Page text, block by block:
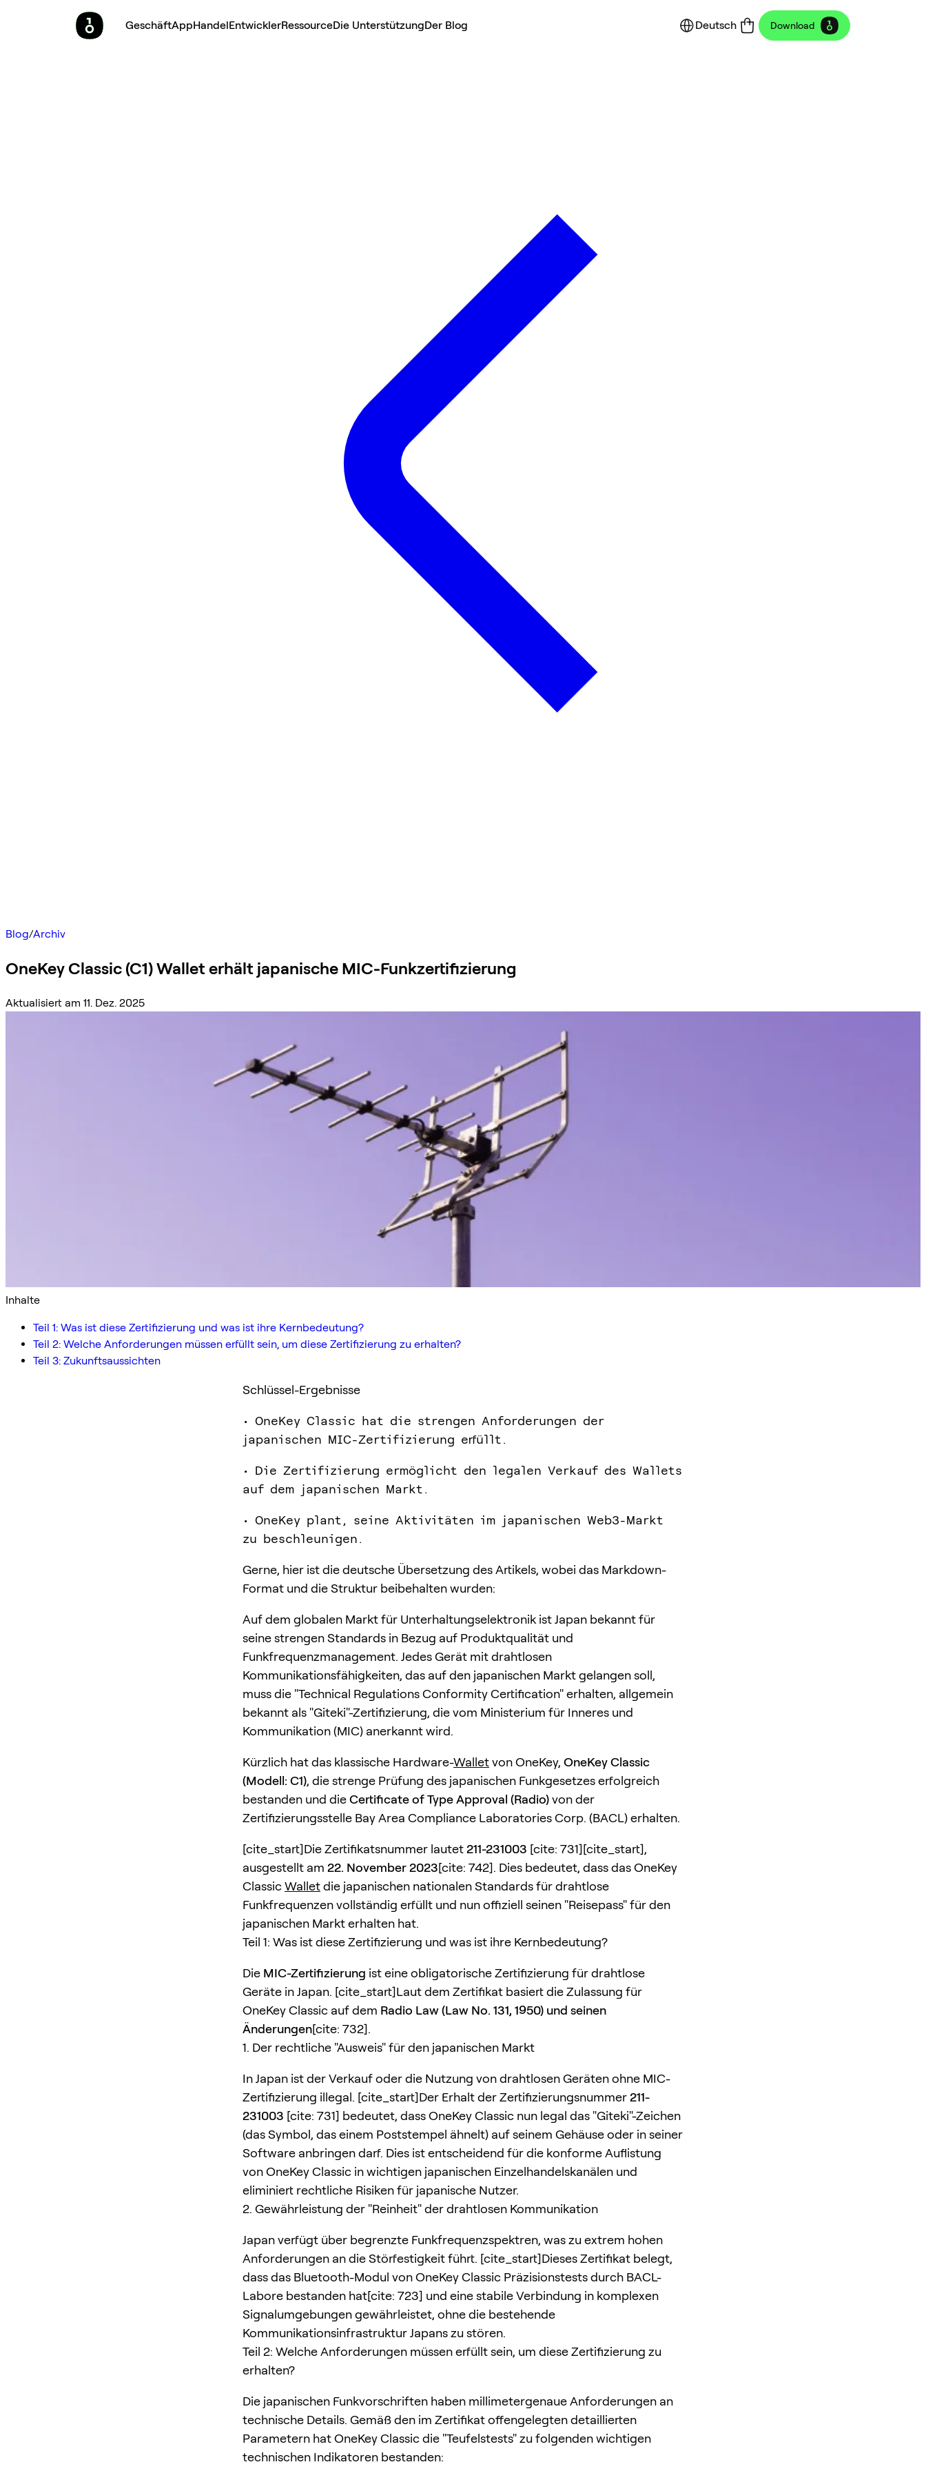
GeschäftAppHandelEntwicklerRessourceDie UnterstützungDer Blog Deutsch Download
Blog/Archiv
OneKey Classic (C1) Wallet erhält japanische MIC-Funkzertifizierung
Aktualisiert am 11. Dez. 2025
Inhalte
Teil 1: Was ist diese Zertifizierung und was ist ihre Kernbedeutung?
Teil 2: Welche Anforderungen müssen erfüllt sein, um diese Zertifizierung zu erhalten?
Teil 3: Zukunftsaussichten
Schlüssel-Ergebnisse
• OneKey Classic hat die strengen Anforderungen der
japanischen MIC-Zertifizierung erfüllt.
• Die Zertifizierung ermöglicht den legalen Verkauf des Wallets
auf dem japanischen Markt.
• OneKey plant, seine Aktivitäten im japanischen Web3-Markt
zu beschleunigen.
Gerne, hier ist die deutsche Übersetzung des Artikels, wobei das Markdown-
Format und die Struktur beibehalten wurden:
Auf dem globalen Markt für Unterhaltungselektronik ist Japan bekannt für
seine strengen Standards in Bezug auf Produktqualität und
Funkfrequenzmanagement. Jedes Gerät mit drahtlosen
Kommunikationsfähigkeiten, das auf den japanischen Markt gelangen soll,
muss die "Technical Regulations Conformity Certification" erhalten, allgemein
bekannt als "Giteki"-Zertifizierung, die vom Ministerium für Inneres und
Kommunikation (MIC) anerkannt wird.
Kürzlich hat das klassische Hardware-Walletvon OneKey, OneKey Classic
(Modell: C1), die strenge Prüfung des japanischen Funkgesetzes erfolgreich
bestanden und dieCertificate of Type Approval (Radio)von der
Zertifizierungsstelle Bay Area Compliance Laboratories Corp. (BACL) erhalten.
[cite_start]Die Zertifikatsnummer lautet211-231003 [cite: 731][cite_start],
ausgestellt am 22. November 2023[cite: 742]. Dies bedeutet, dass das OneKey
ClassicWalletdie japanischen nationalen Standards für drahtlose
Funkfrequenzen vollständig erfüllt und nun offiziell seinen "Reisepass" für den
japanischen Markt erhalten hat.
Teil 1: Was ist diese Zertifizierung und was ist ihre Kernbedeutung?
Die MIC-Zertifizierung ist eine obligatorische Zertifizierung für drahtlose
Geräte in Japan. [cite_start]Laut dem Zertifikat basiert die Zulassung für
OneKey Classic auf dem Radio Law (Law No. 131, 1950) und seinen
Änderungen[cite: 732].
1. Der rechtliche "Ausweis" für den japanischen Markt
In Japan ist der Verkauf oder die Nutzung von drahtlosen Geräten ohne MIC-
Zertifizierung illegal. [cite_start]Der Erhalt der Zertifizierungsnummer211-
231003 [cite: 731] bedeutet, dass OneKey Classic nun legal das "Giteki"-Zeichen
(das Symbol, das einem Poststempel ähnelt) auf seinem Gehäuse oder in seiner
Software anbringen darf. Dies ist entscheidend für die konforme Auflistung
von OneKey Classic in wichtigen japanischen Einzelhandelskanälen und
eliminiert rechtliche Risiken für japanische Nutzer.
2. Gewährleistung der "Reinheit" der drahtlosen Kommunikation
Japan verfügt über begrenzte Funkfrequenzspektren, was zu extrem hohen
Anforderungen an die Störfestigkeit führt. [cite_start]Dieses Zertifikat belegt,
dass das Bluetooth-Modul von OneKey Classic Präzisionstests durch BACL-
Labore bestanden hat[cite: 723] und eine stabile Verbindung in komplexen
Signalumgebungen gewährleistet, ohne die bestehende
Kommunikationsinfrastruktur Japans zu stören.
Teil 2: Welche Anforderungen müssen erfüllt sein, um diese Zertifizierung zu
erhalten?
Die japanischen Funkvorschriften haben millimetergenaue Anforderungen an
technische Details. Gemäß den im Zertifikat offengelegten detaillierten
Parametern hat OneKey Classic die "Teufelstests" zu folgenden wichtigen
technischen Indikatoren bestanden: